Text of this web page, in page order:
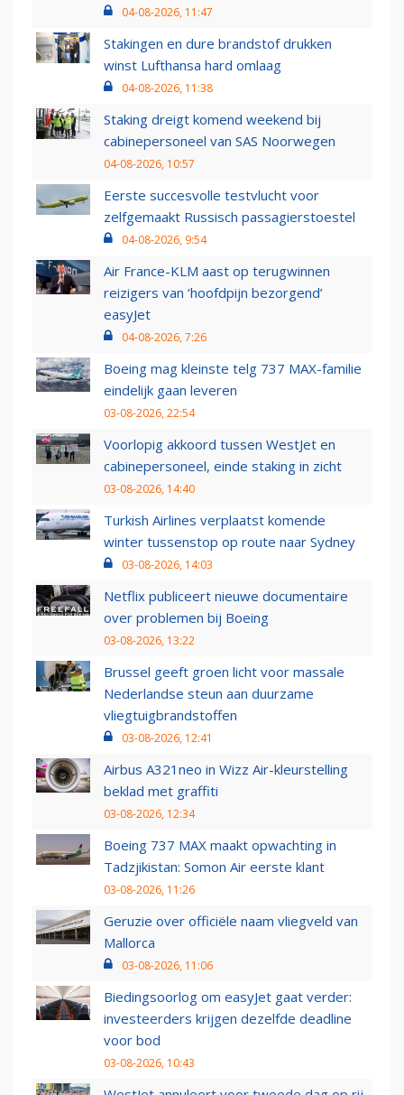
04-08-2026, 11:47
Stakingen en dure brandstof drukken
winst Lufthansa hard omlaag
04-08-2026, 11:38
Staking dreigt komend weekend bij
cabinepersoneel van SAS Noorwegen
04-08-2026, 10:57
Eerste succesvolle testvlucht voor
zelfgemaakt Russisch passagierstoestel
04-08-2026, 9:54
Air France-KLM aast op terugwinnen
reizigers van ‘hoofdpijn bezorgend’
easyJet
04-08-2026, 7:26
Boeing mag kleinste telg 737 MAX-familie
eindelijk gaan leveren
03-08-2026, 22:54
Voorlopig akkoord tussen WestJet en
cabinepersoneel, einde staking in zicht
03-08-2026, 14:40
Turkish Airlines verplaatst komende
winter tussenstop op route naar Sydney
03-08-2026, 14:03
Netflix publiceert nieuwe documentaire
over problemen bij Boeing
03-08-2026, 13:22
Brussel geeft groen licht voor massale
Nederlandse steun aan duurzame
vliegtuigbrandstoffen
03-08-2026, 12:41
Airbus A321neo in Wizz Air-kleurstelling
beklad met graffiti
03-08-2026, 12:34
Boeing 737 MAX maakt opwachting in
Tadzjikistan: Somon Air eerste klant
03-08-2026, 11:26
Geruzie over officiële naam vliegveld van
Mallorca
03-08-2026, 11:06
Biedingsoorlog om easyJet gaat verder:
investeerders krijgen dezelfde deadline
voor bod
03-08-2026, 10:43